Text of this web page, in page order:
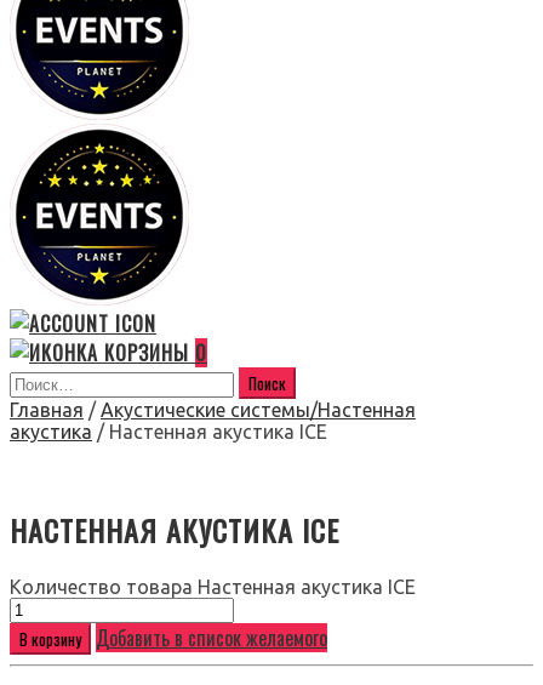
0
Главная / Акустические системы/Настенная
акустика / Настенная акустика ICE
НАСТЕННАЯ АКУСТИКА ICE
Количество товара Настенная акустика ICE
В корзину Добавить в список желаемого